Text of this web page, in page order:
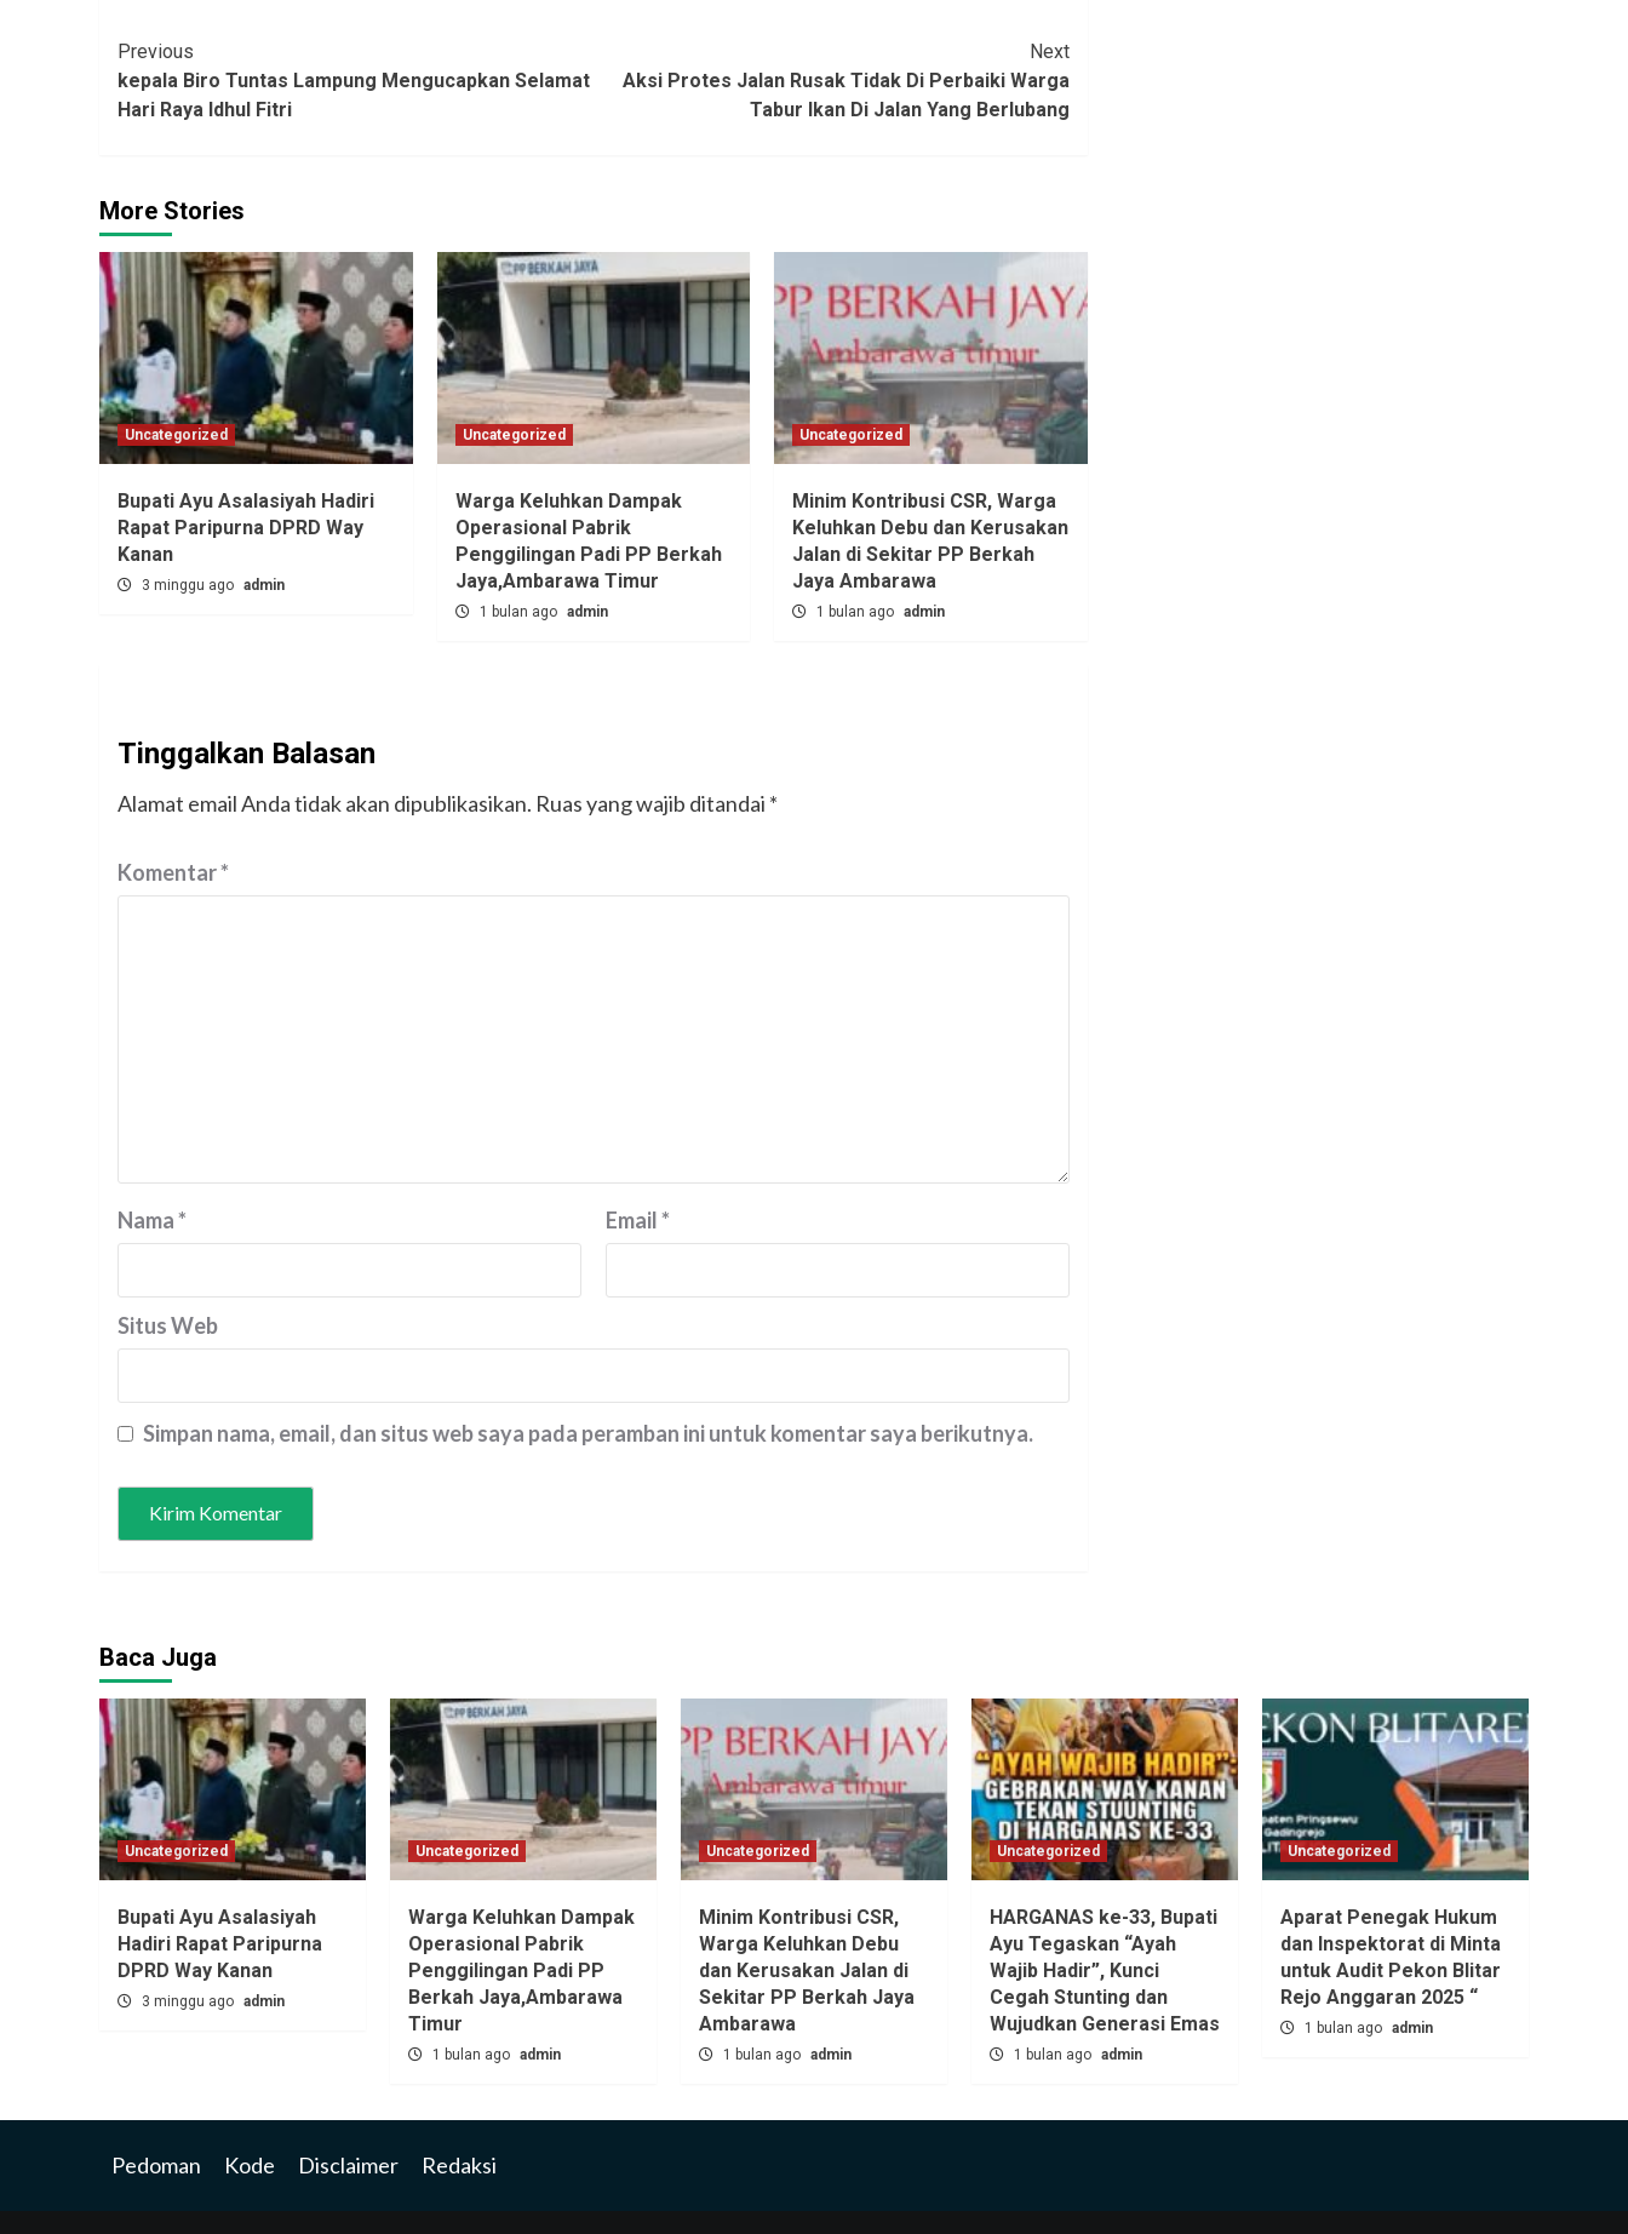
Continue
Reading
Previous
kepala Biro Tuntas Lampung Mengucapkan Selamat
Hari Raya Idhul Fitri
Next
Aksi Protes Jalan Rusak Tidak Di Perbaiki Warga
Tabur Ikan Di Jalan Yang Berlubang
More Stories
Uncategorized
Bupati Ayu Asalasiyah Hadiri
Rapat Paripurna DPRD Way
Kanan
3 minggu ago admin
Uncategorized
Warga Keluhkan Dampak
Operasional Pabrik
Penggilingan Padi PP Berkah
Jaya,‎Ambarawa Timur
1 bulan ago admin
Uncategorized
Minim Kontribusi CSR, Warga
Keluhkan Debu dan Kerusakan
Jalan di Sekitar PP Berkah
Jaya Ambarawa‎
1 bulan ago admin
Tinggalkan Balasan
Alamat email Anda tidak akan dipublikasikan. Ruas yang wajib ditandai *
Komentar*
Nama* Email*
Situs Web
Simpan nama, email, dan situs web saya pada peramban ini untuk komentar saya berikutnya.
Baca Juga
Uncategorized
Bupati Ayu Asalasiyah
Hadiri Rapat Paripurna
DPRD Way Kanan
3 minggu ago admin
Uncategorized
Warga Keluhkan Dampak
Operasional Pabrik
Penggilingan Padi PP
Berkah Jaya,‎Ambarawa
Timur
1 bulan ago admin
Uncategorized
Minim Kontribusi CSR,
Warga Keluhkan Debu
dan Kerusakan Jalan di
Sekitar PP Berkah Jaya
Ambarawa‎
1 bulan ago admin
Uncategorized
HARGANAS ke-33, Bupati
Ayu Tegaskan “Ayah
Wajib Hadir”, Kunci
Cegah Stunting dan
Wujudkan Generasi Emas
1 bulan ago admin
Uncategorized
Aparat Penegak Hukum
dan Inspektorat di Minta
untuk Audit Pekon Blitar
Rejo Anggaran 2025 “
1 bulan ago admin
Pedoman Kode Disclaimer Redaksi